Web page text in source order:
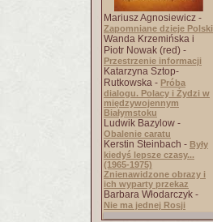
Mariusz Agnosiewicz -
Zapomniane dzieje Polski
Wanda Krzemińska i
Piotr Nowak (red) -
Przestrzenie informacji
Katarzyna Sztop-
Rutkowska - Próba
dialogu. Polacy i Żydzi w
międzywojennym
Białymstoku
Ludwik Bazylow -
Obalenie caratu
Kerstin Steinbach - Były
kiedyś lepsze czasy...
(1965-1975)
Znienawidzone obrazy i
ich wyparty przekaz
Barbara Włodarczyk -
Nie ma jednej Rosji